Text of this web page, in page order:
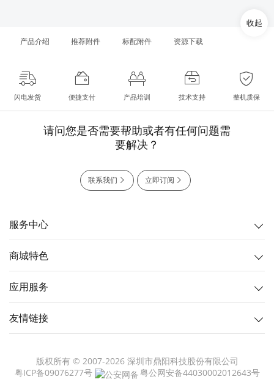
产品介绍 推荐附件 标配附件 资源下载
闪电发货 便捷支付 产品培训 技术支持 整机质保
请问您是否需要帮助或者有任何问题需
要解决？
联系我们 立即订阅
服务中心
商城特色
应用服务
友情链接
版权所有 © 2007-2026 深圳市鼎阳科技股份有限公司
粤ICP备09076277号
粤公网安备44030002012643号
收起